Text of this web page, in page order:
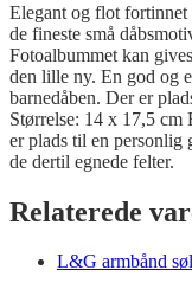
Elegant og flot fortinnet
de fineste små
Fotoalbummet kan
den lille ny. En god og
barnedåben. Der er
Størrelse: 14 x 17,5
er plads til en personlig
de dertil egnede felter.
Relaterede
L&G armbånd